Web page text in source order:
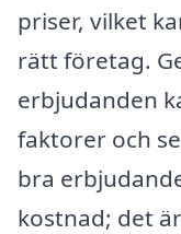
priser, vilket
rätt företag.
erbjudanden
faktorer och
bra
kostnad; det